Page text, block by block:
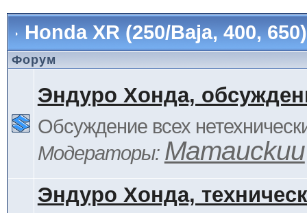
Honda XR (250/Baja, 400,
Форум
Эндуро Хонда,
Обсуждение всех
Модераторы: Mamauckuu
Эндуро Хонда,